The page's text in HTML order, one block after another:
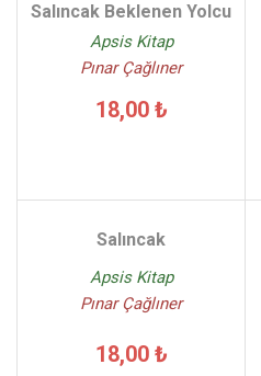
Salıncak Beklenen Yolcu
Apsis Kitap
Pınar Çağlıner
18,00 ₺
Salıncak
Apsis Kitap
Pınar Çağlıner
18,00 ₺